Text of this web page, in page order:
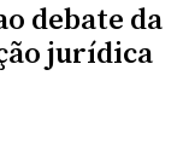
debate da
jurídica